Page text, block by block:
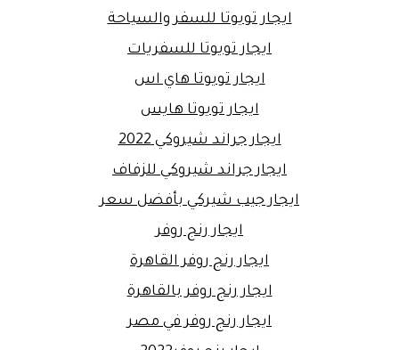
ايجار تويوتا للسفر والسياحة
ايجار تويوتا للسفريات
ايجار تويوتا هاي اس
ايجار تويوتا هايس
ايجار جراند شيروكي 2022
ايجار جراند شيروكي للزفاف
ايجار جيب شيركي بأفضل سعر
ايجار رنج روفر
ايجار رنج روفر القاهرة
ايجار رنج روفر بالقاهرة
ايجار رنج روفر في مصر